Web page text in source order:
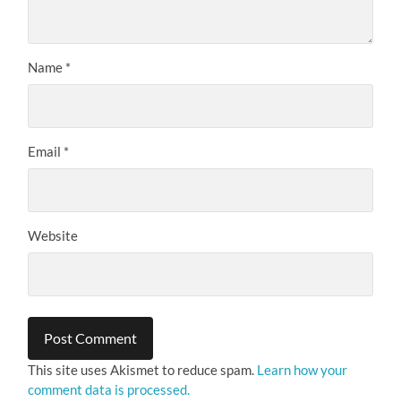
Name *
Email *
Website
This site uses Akismet to reduce spam. Learn how your
comment data is processed.